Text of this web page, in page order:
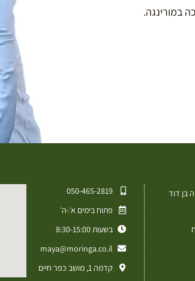
בן דוד
050-465-2819⁩
פתוח בימים א׳-ה׳
בשעות 8:30-15:00
maya@moringa.co.il
קדמה 1, מושב כפר חיים